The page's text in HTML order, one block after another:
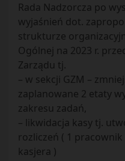
Rada Nadzorcza po
wyjaśnień dot.
strukturze
Ogólnej na 2023 r.
Zarządu tj.
– w sekcji GZM –
zaplanowane 2 etaty
zakresu zadań,
– likwidacja kasy tj.
rozliczeń ( 1 pracownik
kasjera )